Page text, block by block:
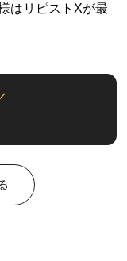
はリピストXが最